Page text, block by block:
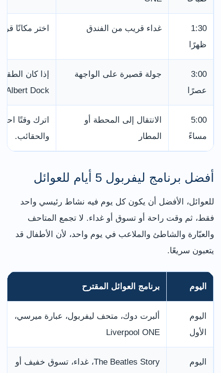
1:30
ظهرًا
غداء قريب من الفندق اختر مكانًا
3:00
عصرًا
جولة قصيرة على الواجهة
Albert Dock.
5:00
مساءً
الانتقال إلى المحطة أو
المطار
اترك وقتًا
والحقائب.
أفضل برنامج ليفربول 5 أيام للعوائل
للعوائل، الأفضل أن يكون كل يوم فيه نشاط رئيسي واحد
فقط، ثم وقت راحة أو تسوق أو غداء. لا تجمع المتاحف
والعبّارة والشاطئ والملاعب في يوم واحد، لأن الأطفال قد
يتعبون سريعًا.
اليوم برنامج العوائل المقترح
اليوم
الأول
ألبرت دوك، متحف ليفربول، عبارة ميرسي،
Liverpool ONE
اليوم
The Beatles Story، غداء، تسوق خفيف أو